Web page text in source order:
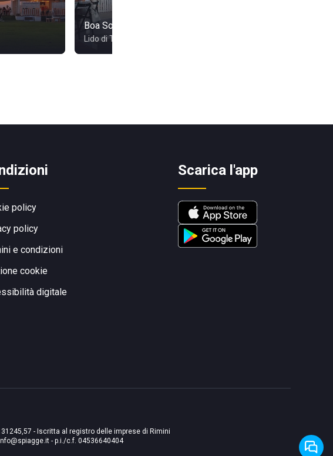
Boa Sorte
Lido di Tarquinia
policy
policy
e condizioni
cookie
digitale
Scarica l'app
- Iscritta al registro delle imprese di Rimini
- p.i./c.f. 04536640404